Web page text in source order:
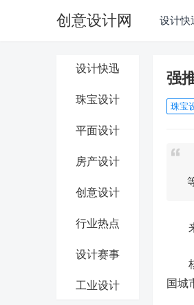
创意设计网 设计快
设计快迅
珠宝设计
平面设计
房产设计
创意设计
行业热点
设计赛事
工业设计
强
珠宝
来
国城